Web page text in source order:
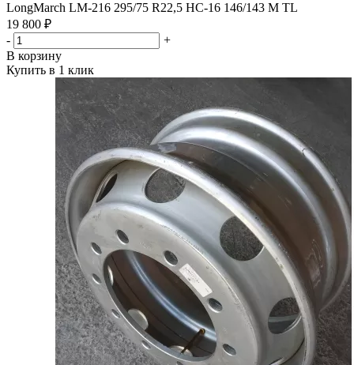
LongMarch LM-216 295/75 R22,5 HC-16 146/143 M TL
19 800 ₽
-
+
В корзину
Купить в 1 клик